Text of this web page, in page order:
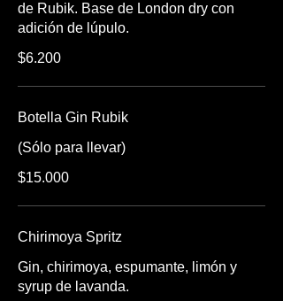
de Rubik. Base de London dry con
adición de lúpulo.
$6.200
Botella Gin Rubik
(Sólo para llevar)
$15.000
Chirimoya Spritz
Gin, chirimoya, espumante, limón y
syrup de lavanda.